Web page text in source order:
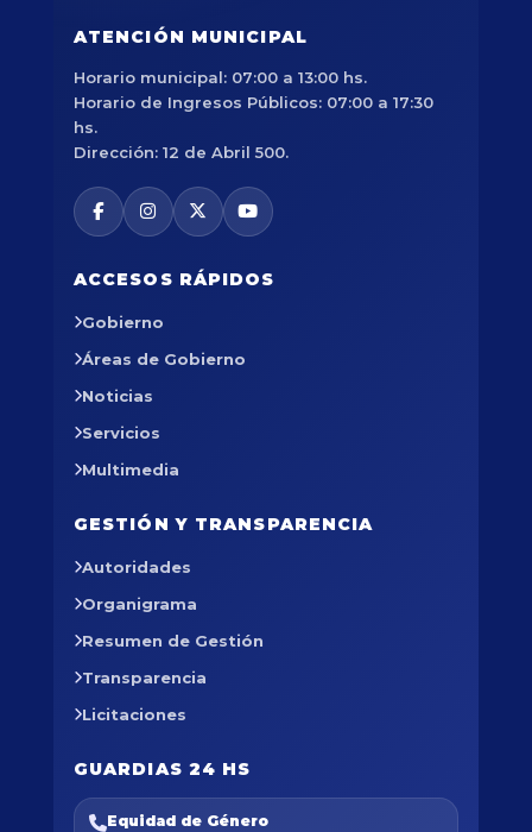
ATENCIÓN MUNICIPAL
Horario municipal: 07:00 a 13:00 hs.
Horario de Ingresos Públicos: 07:00 a 17:30
hs.
Dirección: 12 de Abril 500.
ACCESOS RÁPIDOS
Gobierno
Áreas de Gobierno
Noticias
Servicios
Multimedia
GESTIÓN Y TRANSPARENCIA
Autoridades
Organigrama
Resumen de Gestión
Transparencia
Licitaciones
GUARDIAS 24 HS
Equidad de Género